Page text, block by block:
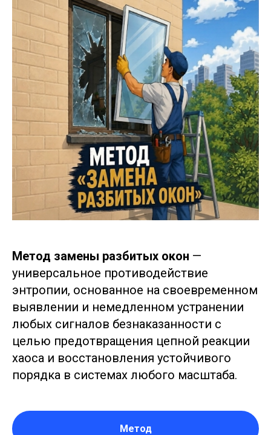
Метод замены разбитых окон —
универсальное противодействие
энтропии, основанное на своевременном
выявлении и немедленном устранении
любых сигналов безнаказанности с
целью предотвращения цепной реакции
хаоса и восстановления устойчивого
порядка в системах любого масштаба.
Метод